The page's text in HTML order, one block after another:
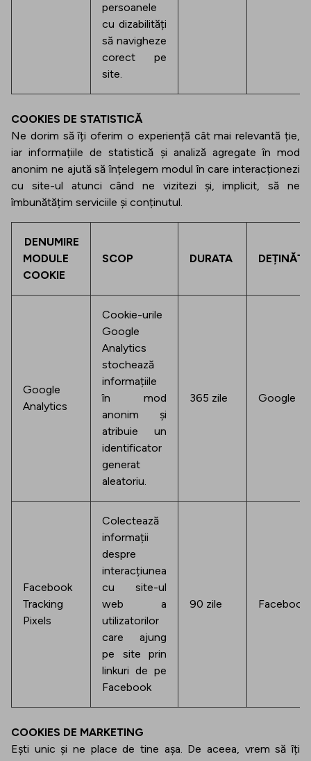
persoanele
cu dizabilități
să navigheze
corect pe
site.
COOKIES DE STATISTICĂ
Ne dorim să îți oferim o experiență cât mai relevantă ție,
iar informațiile de statistică și analiză agregate în mod
anonim ne ajută să înțelegem modul în care interacționezi
cu site-ul atunci când ne vizitezi și, implicit, să ne
îmbunătățim serviciile și conținutul.
DENUMIRE
MODULE
COOKIE
SCOP DURATA
Google
Analytics
Cookie-urile
Google
Analytics
stochează
informațiile
în mod
anonim și
atribuie un
identificator
generat
aleatoriu.
365 zile Google
Facebook
Tracking
Pixels
Colectează
informații
despre
interacțiunea
cu site-ul
web a
utilizatorilor
care ajung
pe site prin
linkuri de pe
Facebook
90 zile Facebook
COOKIES DE MARKETING
Ești unic și ne place de tine așa. De aceea, vrem să îți